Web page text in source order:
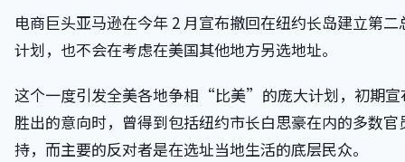
电商巨头亚马逊在今年 2 月宣布撤回在纽约长岛建立第二
计划，也不会在考虑在美国其他地方另选地址。
这个一度引发全美各地争相“比美”的庞大计划，初期宣
胜出的意向时，曾得到包括纽约市长白思豪在内的多数官
持，而主要的反对者是在选址当地生活的底层民众。